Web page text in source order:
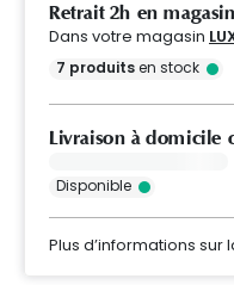
Retrait 2h en
Dans votre magasin
7 produitsen stock
Livraison à domicile
Disponible
Plus d’informations sur